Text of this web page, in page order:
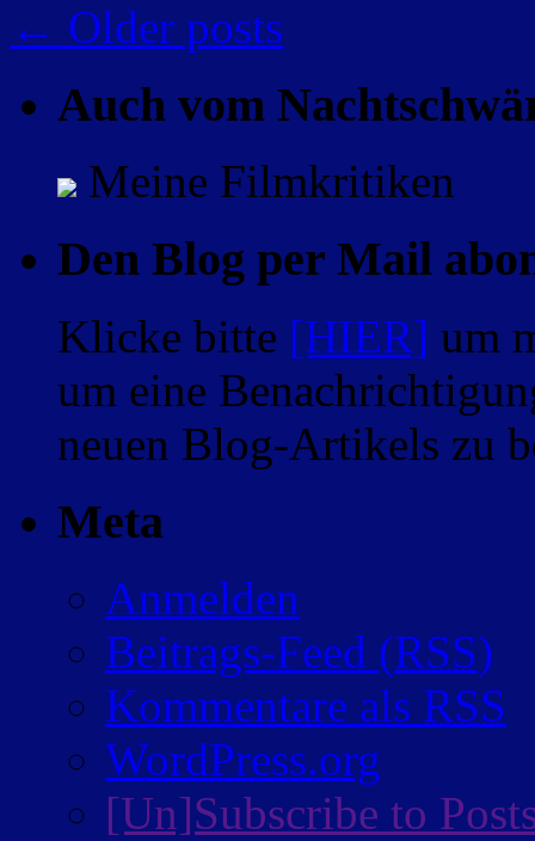
← Older posts
Auch vom
Meine Filmkritiken
Den Blog per Mail
Klicke bitte [HIER] um
um eine
neuen Blog-Artikels zu
Meta
Anmelden
Beitrags-Feed (RSS)
Kommentare als RSS
WordPress.org
[Un]Subscribe to